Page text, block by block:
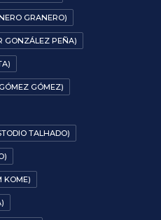
GRANERO)
GONZÁLEZ PEÑA)
GÓMEZ)
TALHADO)
KOME)